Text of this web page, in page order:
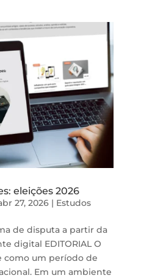
eleições 2026
27, 2026| Estudos
de disputa a partir da
digital EDITORIAL O
como um período de
Em um ambiente